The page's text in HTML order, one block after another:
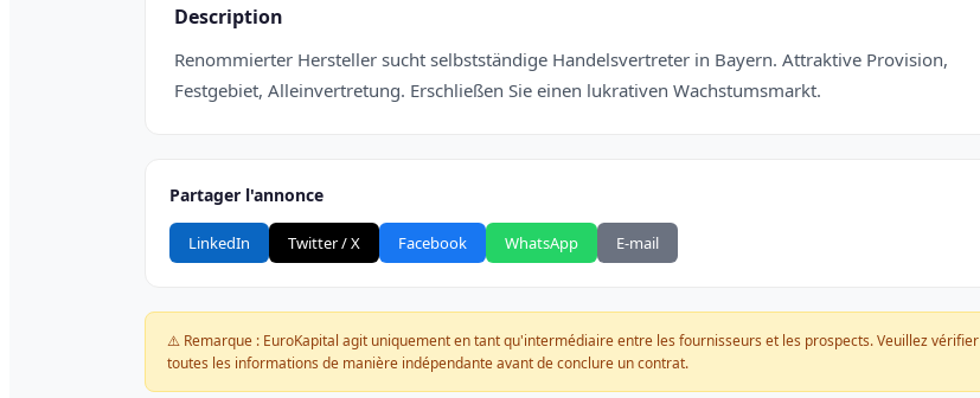
Description
Renommierter Hersteller sucht selbstständige Handelsvertreter in Bayern. Attraktive Provision,
Festgebiet, Alleinvertretung. Erschließen Sie einen lukrativen Wachstumsmarkt.
Partager l'annonce
LinkedIn Twitter / X Facebook WhatsApp E-mail
⚠️ Remarque : EuroKapital agit uniquement en tant qu'intermédiaire entre les fournisseurs et les prospects. Veuillez vérifier
toutes les informations de manière indépendante avant de conclure un contrat.